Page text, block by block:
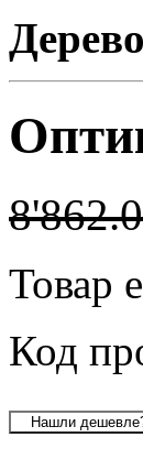
Товар
Код